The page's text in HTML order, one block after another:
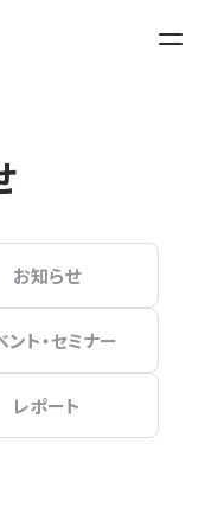
お知らせ
ント・セミナー
レポート